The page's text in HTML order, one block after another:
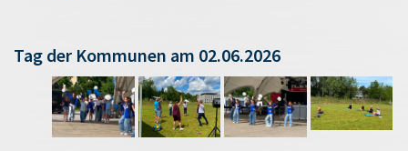
Tag der Kommunen am 02.06.2026